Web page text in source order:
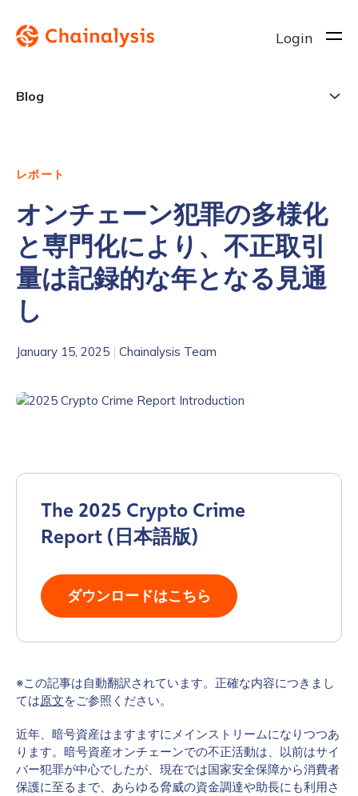
Login
Blog
レポート
オンチェーン犯罪の多様化
と専門化により、不正取引
量は記録的な年となる見通
し
January 15, 2025 | Chainalysis Team
The 2025 Crypto Crime
Report (日本語版)
ダウンロードはこちら
※この記事は自動翻訳されています。正確な内容につきまし
ては原文をご参照ください。
近年、暗号資産はますますにメインストリームになりつつあ
ります。暗号資産オンチェーンでの不正活動は、以前はサイ
バー犯罪が中心でしたが、現在では国家安全保障から消費者
保護に至るまで、あらゆる脅威の資金調達や助長にも利用さ